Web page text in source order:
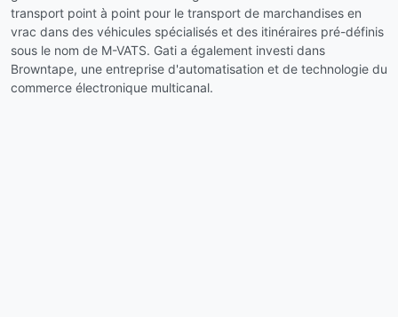
transport point à point pour le transport de marchandises en
vrac dans des véhicules spécialisés et des itinéraires pré-définis
sous le nom de M-VATS. Gati a également investi dans
Browntape, une entreprise d'automatisation et de technologie du
commerce électronique multicanal.